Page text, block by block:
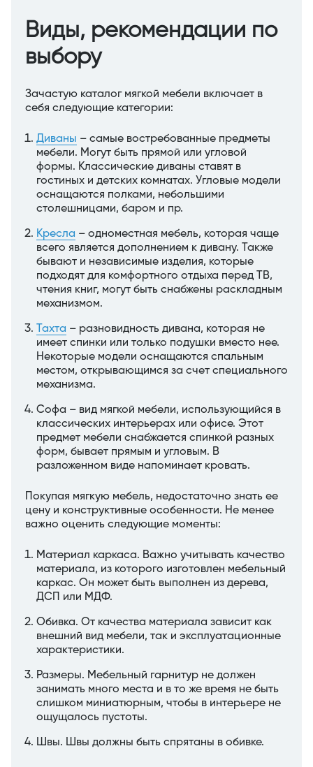
Виды, рекомендации по
выбору
Зачастую каталог мягкой мебели включает в
себя следующие категории:
Диваны – самые востребованные предметы
мебели. Могут быть прямой или угловой
формы. Классические диваны ставят в
гостиных и детских комнатах. Угловые модели
оснащаются полками, небольшими
столешницами, баром и пр.
Кресла – одноместная мебель, которая чаще
всего является дополнением к дивану. Также
бывают и независимые изделия, которые
подходят для комфортного отдыха перед ТВ,
чтения книг, могут быть снабжены раскладным
механизмом.
Тахта – разновидность дивана, которая не
имеет спинки или только подушки вместо нее.
Некоторые модели оснащаются спальным
местом, открывающимся за счет специального
механизма.
Софа – вид мягкой мебели, использующийся в
классических интерьерах или офисе. Этот
предмет мебели снабжается спинкой разных
форм, бывает прямым и угловым. В
разложенном виде напоминает кровать.
Покупая мягкую мебель, недостаточно знать ее
цену и конструктивные особенности. Не менее
важно оценить следующие моменты:
Материал каркаса. Важно учитывать качество
материала, из которого изготовлен мебельный
каркас. Он может быть выполнен из дерева,
ДСП или МДФ.
Обивка. От качества материала зависит как
внешний вид мебели, так и эксплуатационные
характеристики.
Размеры. Мебельный гарнитур не должен
занимать много места и в то же время не быть
слишком миниатюрным, чтобы в интерьере не
ощущалось пустоты.
Швы. Швы должны быть спрятаны в обивке.